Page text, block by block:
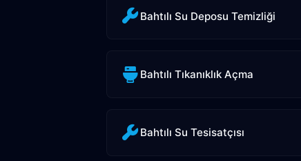
Bahtılı Su Deposu Temizliği
Bahtılı Tıkanıklık Açma
Bahtılı Su Tesisatçısı